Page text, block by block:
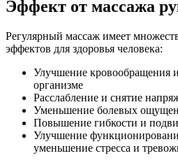
Эффект от массажа
Регулярный массаж имеет
эффектов для здоровья человека:
Улучшение кровообращения
организме
Расслабление и снятие
Уменьшение болевых
Повышение гибкости и
Улучшение
уменьшение стресса и